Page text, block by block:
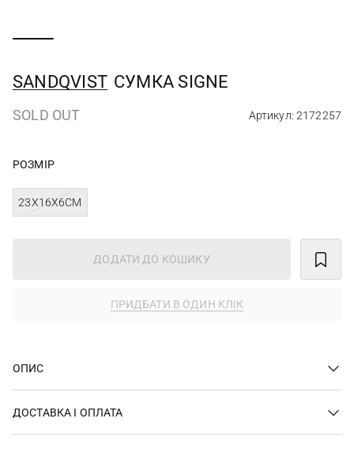
SANDQVIST СУМКА SIGNE
SOLD OUT Артикул: 2172257
РОЗМІР
23X16X6СМ
ДОДАТИ ДО КОШИКУ
ПРИДБАТИ В ОДИН КЛІК
ОПИС
ДОСТАВКА І ОПЛАТА